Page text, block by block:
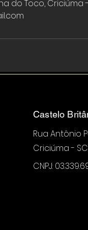
do Toco,
Castelo
Rua Antônio
Criciúma -
CNPJ: